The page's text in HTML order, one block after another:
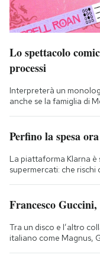
Lo spettacolo
processi
Interpreterà un
anche se la famiglia di
Perfino la spesa
La piattaforma Klarna è
supermercati: che rischi
Francesco
Tra un disco e l’altro
italiano come Magnus,